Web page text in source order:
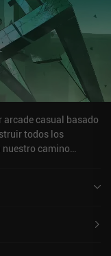
arcade casual basado
todos los
camino
a mano,
en cada fase.